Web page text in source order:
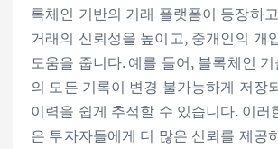
록체인 기반의 거래 플랫폼이 등장하
거래의 신뢰성을 높이고, 중개인의 개
도움을 줍니다. 예를 들어, 블록체인
의 모든 기록이 변경 불가능하게 저장
이력을 쉽게 추적할 수 있습니다. 이러
은 투자자들에게 더 많은 신뢰를 제공